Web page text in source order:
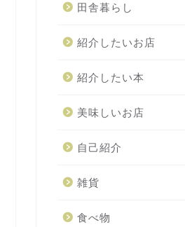
田舎暮らし
紹介したいお店
紹介したい本
美味しいお店
自己紹介
雑貨
食べ物